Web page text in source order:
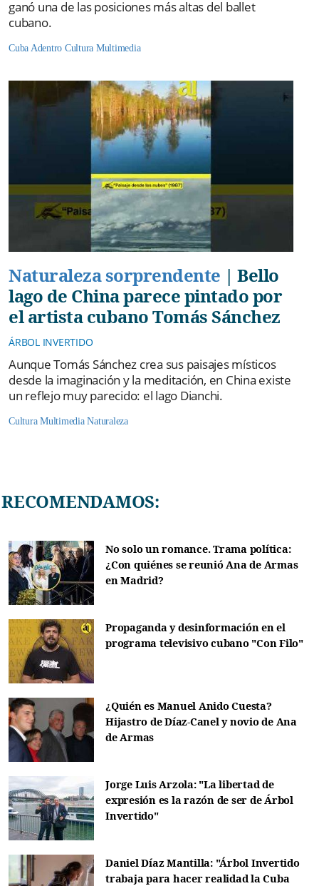
ganó una de las posiciones más altas del ballet
cubano.
Cuba Adentro Cultura Multimedia
Naturaleza sorprendente | Bello
lago de China parece pintado por
el artista cubano Tomás Sánchez
ÁRBOL INVERTIDO
Aunque Tomás Sánchez crea sus paisajes místicos
desde la imaginación y la meditación, en China existe
un reflejo muy parecido: el lago Dianchi.
Cultura Multimedia Naturaleza
RECOMENDAMOS:
No solo un romance. Trama política:
¿Con quiénes se reunió Ana de Armas
en Madrid?
Propaganda y desinformación en el
programa televisivo cubano "Con Filo"
¿Quién es Manuel Anido Cuesta?
Hijastro de Díaz-Canel y novio de Ana
de Armas
Jorge Luis Arzola: "La libertad de
expresión es la razón de ser de Árbol
Invertido"
Daniel Díaz Mantilla: "Árbol Invertido
trabaja para hacer realidad la Cuba